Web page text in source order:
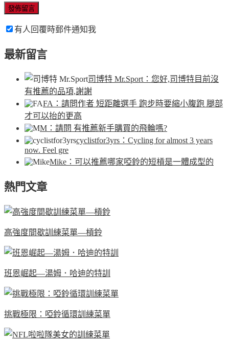
有人回覆時郵件通知我
最新留言
司博特 Mr.Sport ：您好,司博特目前沒
有推薦的品項,謝謝
FA ：請問作者 短距離選手 跑步時要縮小腹跑 腿部
才可以抬的更高
M ：請問 有推薦新手購買的飛輪嗎?
cyclistfor3yrs ：Cycling for almost 3 years
now. Feel gre
Mike ：可以推薦哪家啞鈴的短槓是一體成型的
熱門文章
高強度間歇訓練菜單—槓鈴
班恩崛起—湯姆．哈迪的特訓
挑戰極限：啞鈴循環訓練菜單